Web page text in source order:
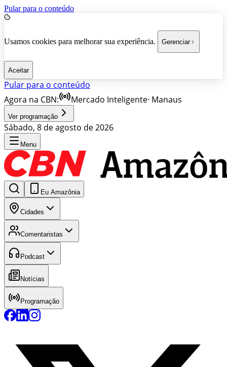
Pular para o conteúdo
Usamos cookies para melhorar sua experiência. Gerenciar
Aceitar
Pular para o conteúdo
Agora na CBN:
Mercado Inteligente· Manaus
Ver programação
Sábado, 8 de agosto de 2026
Menu
Eu Amazônia
Cidades
Comentaristas
Podcast
Notícias
Programação